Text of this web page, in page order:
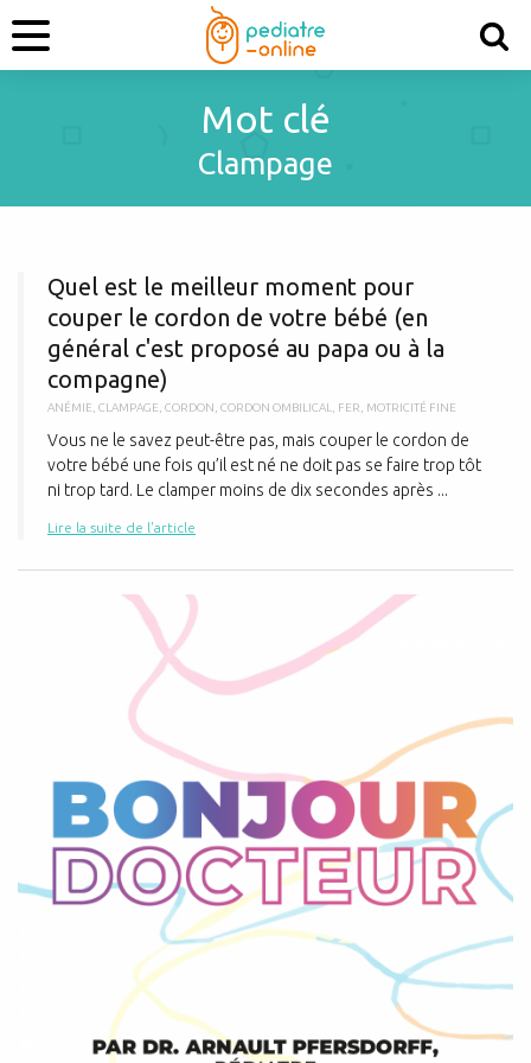
Mot clé
Clampage
Quel est le meilleur moment pour
couper le cordon de votre bébé (en
général c'est proposé au papa ou à la
compagne)
ANÉMIE CLAMPAGE CORDON CORDON OMBILICAL FER MOTRICITÉ FINE
Vous ne le savez peut-être pas, mais couper le cordon de
votre bébé une fois qu’il est né ne doit pas se faire trop tôt
ni trop tard. Le clamper moins de dix secondes après ...
Lire la suite de l'article